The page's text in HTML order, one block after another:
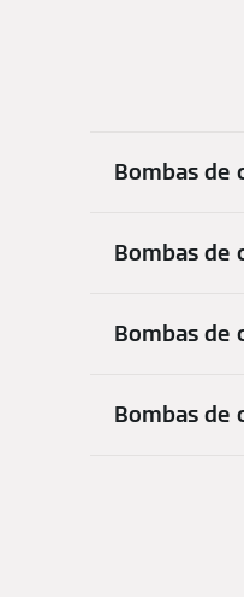
Bombas de
Bombas de
Bombas de
Bombas de